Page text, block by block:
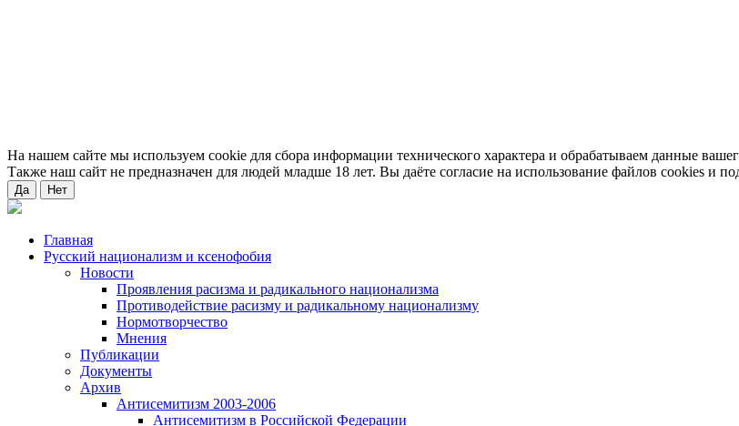
На нашем сайте мы используем cookie для сбора информации технического характера и обрабатываем данные
Также наш сайт не предназначен для людей младше 18 лет. Вы даёте согласие на использование файлов cookies и
Да Нет
Главная
Русский национализм и ксенофобия
Новости
Проявления расизма и радикального национализма
Противодействие расизму и радикальному национализму
Нормотворчество
Мнения
Публикации
Документы
Архив
Антисемитизм 2003-2006
Антисемитизм в Российской Федерации